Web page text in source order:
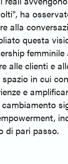
ha
alla
questa
femminile
alle clienti e
in cui
e
cambiamento
di pari passo.